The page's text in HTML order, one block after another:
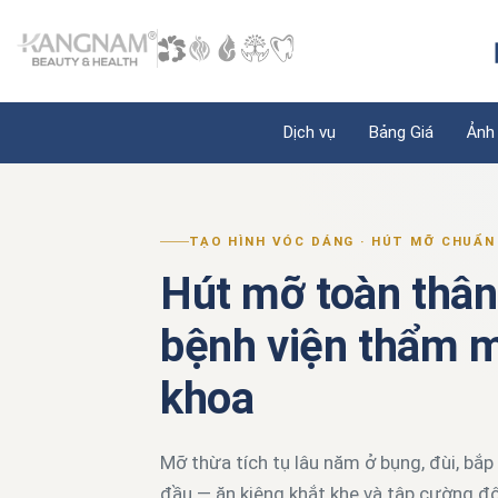
Dịch vụ Bảng Giá
TẠO HÌNH VÓC DÁNG · HÚT MỠ
Hút mỡ toàn
bệnh viện thẩm
khoa
Mỡ thừa tích tụ lâu năm ở bụng, đùi,
đầu — ăn kiêng khắt khe và tập cường